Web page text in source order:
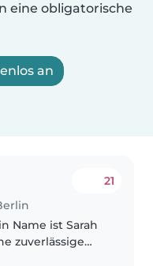
eine obligatorische
an
21
Name ist Sarah
zuverlässige